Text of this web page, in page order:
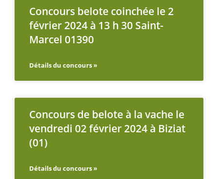
Concours belote coinchée le 2
février 2024 à 13 h 30 Saint-
Marcel 01390
Détails du concours »
Concours de belote à la vache le
vendredi 02 février 2024 à Biziat
(01)
Détails du concours »